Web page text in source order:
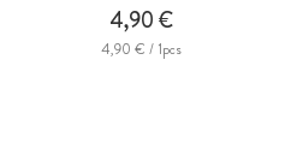
4,90 €
4,90 € / 1pcs